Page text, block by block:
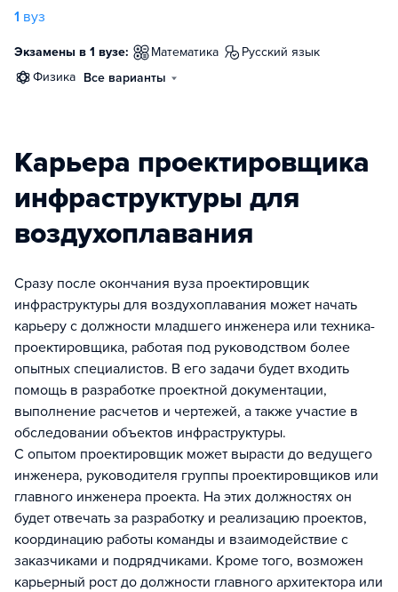
1 вуз
Экзамены в 1 вузе: математика
русский язык
физика Все варианты
Карьера проектировщика
инфраструктуры для
воздухоплавания
Сразу после окончания вуза проектировщик
инфраструктуры для воздухоплавания может начать
карьеру с должности младшего инженера или техника-
проектировщика, работая под руководством более
опытных специалистов. В его задачи будет входить
помощь в разработке проектной документации,
выполнение расчетов и чертежей, а также участие в
обследовании объектов инфраструктуры.
С опытом проектировщик может вырасти до ведущего
инженера, руководителя группы проектировщиков или
главного инженера проекта. На этих должностях он
будет отвечать за разработку и реализацию проектов,
координацию работы команды и взаимодействие с
заказчиками и подрядчиками. Кроме того, возможен
карьерный рост до должности главного архитектора или